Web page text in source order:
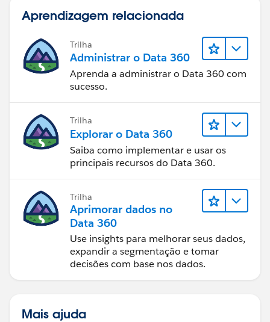
Aprendizagem relacionada
Trilha
Administrar o Data 360
Aprenda a administrar o Data 360 com
sucesso.
Trilha
Explorar o Data 360
Saiba como implementar e usar os
principais recursos do Data 360.
Trilha
Aprimorar dados no
Data 360
Use insights para melhorar seus dados,
expandir a segmentação e tomar
decisões com base nos dados.
Mais ajuda